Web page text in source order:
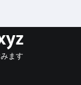
ます